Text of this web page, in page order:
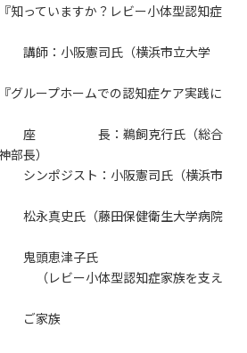
ますか？レビー小体型認知症
司氏（横浜市立大学
プホームでの認知症ケア実践に
克行氏（総合
部長）
小阪憲司氏（横浜市
田保健衛生大学病院
子氏
型認知症家族を支え